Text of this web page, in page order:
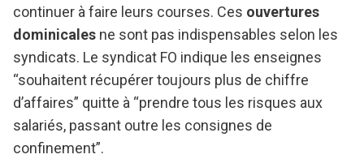
continuer à faire leurs courses. Ces ouvertures
dominicales ne sont pas indispensables selon les
syndicats. Le syndicat FO indique les enseignes
“souhaitent récupérer toujours plus de chiffre
d’affaires” quitte à “prendre tous les risques aux
salariés, passant outre les consignes de
confinement”.